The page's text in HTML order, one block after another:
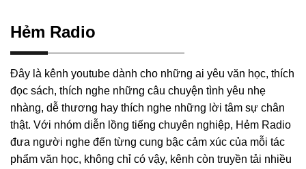
Hẻm Radio
Đây là kênh youtube dành cho những ai yêu văn học, thích
đọc sách, thích nghe những câu chuyện tình yêu nhẹ
nhàng, dễ thương hay thích nghe những lời tâm sự chân
thật. Với nhóm diễn lồng tiếng chuyên nghiệp, Hẻm Radio
đưa người nghe đến từng cung bậc cảm xúc của mỗi tác
phẩm văn học, không chỉ có vậy, kênh còn truyền tải nhiều